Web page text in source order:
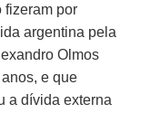
fizeram por
argentina pela
Olmos
e que
a dívida externa